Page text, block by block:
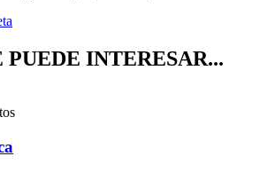
INTERESAR...